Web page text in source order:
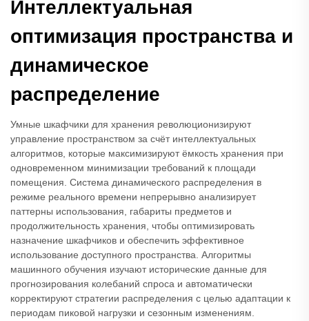
Интеллектуальная
оптимизация пространства и
динамическое
распределение
Умные шкафчики для хранения революционизируют
управление пространством за счёт интеллектуальных
алгоритмов, которые максимизируют ёмкость хранения при
одновременном минимизации требований к площади
помещения. Система динамического распределения в
режиме реального времени непрерывно анализирует
паттерны использования, габариты предметов и
продолжительность хранения, чтобы оптимизировать
назначение шкафчиков и обеспечить эффективное
использование доступного пространства. Алгоритмы
машинного обучения изучают исторические данные для
прогнозирования колебаний спроса и автоматически
корректируют стратегии распределения с целью адаптации к
периодам пиковой нагрузки и сезонным изменениям.